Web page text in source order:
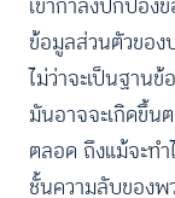
ข้อมูลส่วนตัวของป
ไม่ว่าจะเป็นฐาน
มันอาจจะเกิดขึ้น
ตลอด ถึงแม้จะทำ
ชั้นความลับของพ